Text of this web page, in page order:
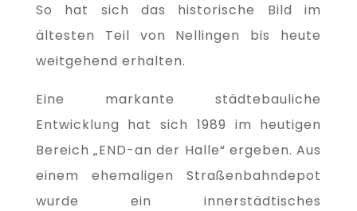
So hat sich das historische Bild im
ältesten Teil von Nellingen bis heute
weitgehend erhalten.
Eine markante städtebauliche
Entwicklung hat sich 1989 im heutigen
Bereich „END-an der Halle“ ergeben. Aus
einem ehemaligen Straßenbahndepot
wurde ein innerstädtisches